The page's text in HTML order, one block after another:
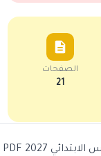
الصفحات
21